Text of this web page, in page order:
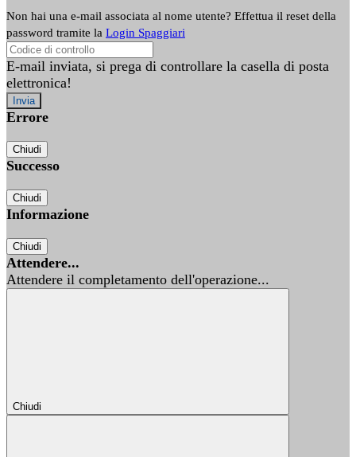
Non hai una e-mail associata al nome utente? Effettua il reset della
password tramite la Login Spaggiari
E-mail inviata, si prega di controllare la casella di posta
elettronica!
Errore
Chiudi
Successo
Chiudi
Informazione
Chiudi
Attendere...
Attendere il completamento dell'operazione...
Chiudi